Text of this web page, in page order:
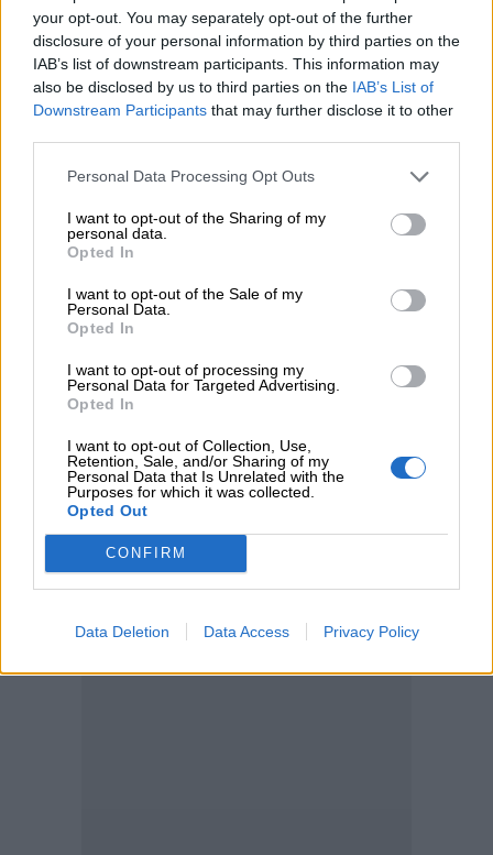
your opt-out. You may separately opt-out of the further
disclosure of your personal information by third parties on the
IAB’s list of downstream participants. This information may
also be disclosed by us to third parties on the IAB’s List of
Downstream Participants that may further disclose it to other
Personal Data Processing Opt Outs
I want to opt-out of the Sharing of my
personal data.
Opted In
I want to opt-out of the Sale of my
Personal Data.
Opted In
I want to opt-out of processing my
Personal Data for Targeted Advertising.
Opted In
I want to opt-out of Collection, Use,
Retention, Sale, and/or Sharing of my
Personal Data that Is Unrelated with the
Purposes for which it was collected.
Opted Out
CONFIRM
Data Deletion Data Access Privacy Policy
06.08.2026 - 08:40
Η γαλλική «ψήφος» στο «καλώδιο» και τα συμφέροντα, οι
ελληνικές τράπεζες «πρωταθλήτριες» στα δάνεια, νέο deal
Βαρδινογιάννη- Εξάρχου και ο διπλασιασμός των κερδών της
ΔΕΗ
05.08.2026
μπορεί να έχουμε θεραπεία που αναστέλλει την εξέλιξη του
Πάρκινσον»
05.08.2026
Ε.Ε και παράνομη μετανάστευση: προτάσεις και δράσεις με
παρονομαστή το κοινό συμφέρον
05.08.2026
Αντώνης Βουκλαρής - «ΕΡΡΙΚΟΣ ΝΤΥΝΑΝ»
05.08.2026
Η νέα εποχή στην εκπαίδευση των ασφαλιστικών
διαμεσολαβητών
ΠΕΡΙΣΣΟΤΕΡΑ